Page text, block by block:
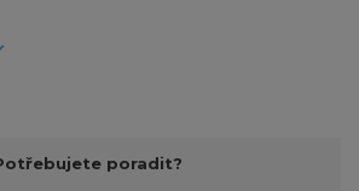
poradit?